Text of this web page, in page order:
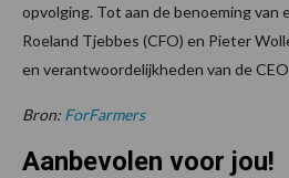
opvolging. Tot aan de benoeming van
Roeland Tjebbes (CFO) en Pieter
en verantwoordelijkheden van de
Bron: ForFarmers
Aanbevolen voor jou!